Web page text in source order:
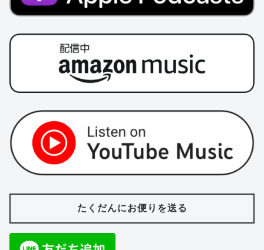
たくだんにお便りを送る